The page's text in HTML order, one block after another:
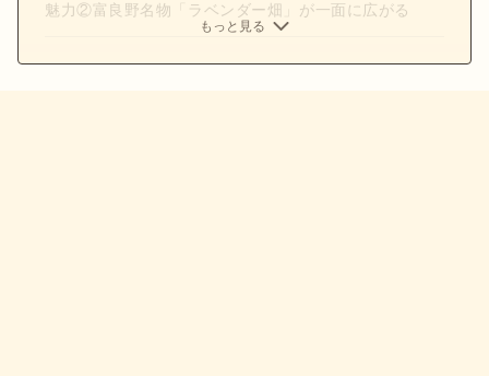
魅力②富良野名物「ラベンダー畑」が一面に広がる
もっと見る